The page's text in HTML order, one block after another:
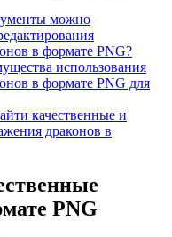
можно
в формате PNG?
использования
в формате PNG для
качественные и
драконов в
PNG